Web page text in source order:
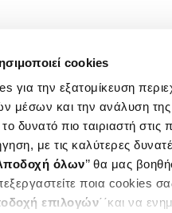
cookies
για την εξατομίκευση
μέσων και την ανάλυση
δυνατό πιο ταιριαστή στις
με τις καλύτερες
όλων’’ θα μας
ποια cookies
επιλογών΄΄και να